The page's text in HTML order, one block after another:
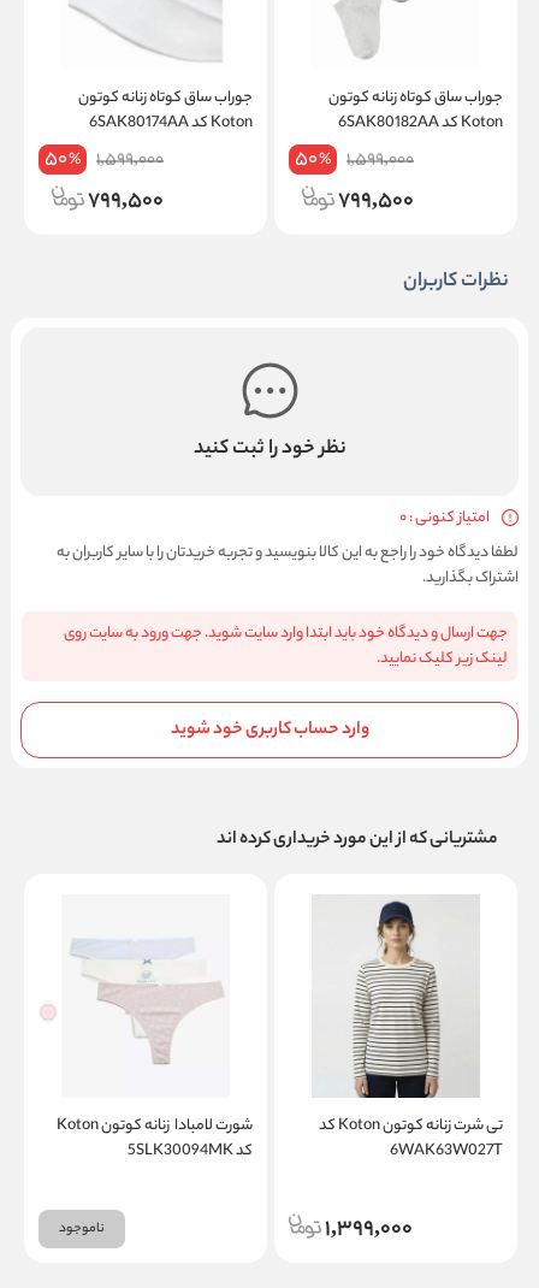
جوراب ساق کوتاه زنانه کوتون
Koton کد 6SAK80182AA
1,599,000
50%
799,500
جوراب ساق کوتاه زنانه کوتون
Koton کد 6SAK80174AA
1,599,000
50%
799,500
نظرات کاربران
نظر خود را ثبت کنید
امتیاز کنونی : 0
لطفا دیدگاه خود را راجع به این کالا بنویسید و تجربه خریدتان را با سایر کاربران به
اشتراک بگذارید.
جهت ارسال و دیدگاه خود باید ابتدا وارد سایت شوید. جهت ورود به سایت روی
لینک زیر کلیک نمایید.
وارد حساب کاربری خود شوید
مشتریانی که از این مورد خریداری کرده اند
تی شرت زنانه کوتون Koton کد
6WAK63W027T
1,399,000
شورت لامبادا زنانه کوتون Koton
کد 5SLK30094MK
ناموجود